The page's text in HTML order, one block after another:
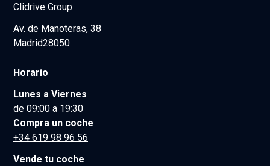
Clidrive Group
Av. de Manoteras, 38
Madrid28050
Horario
Lunes a Viernes
de 09:00 a 19:30
Compra un coche
+34 619 98 96 56
Vende tu coche